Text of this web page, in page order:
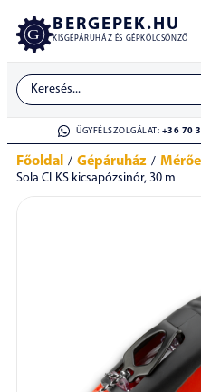
BERGEPEK.HU
KISGÉPÁRUHÁZ ÉS GÉPKÖLCSÖNZŐ
ÜGYFÉLSZOLGÁLAT: +36 70
Főoldal / Gépáruház /
Sola CLKS kicsapózsinór, 30 m